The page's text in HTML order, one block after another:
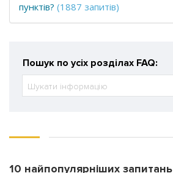
пунктів? (1887 запитів)
Пошук по усіх розділах FAQ:
10 найпопулярніших запитань